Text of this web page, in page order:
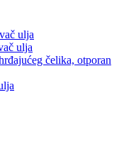
ulja
ulja
čelika, otporan